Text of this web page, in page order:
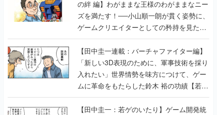
の絆 編】わがままな王様のわがままなニー
ズを満たす！──小山順一朗が貫く姿勢に、
ゲームクリエイターとしての矜持を見た
【若ゲのいたり最終回】
【田中圭一連載：バーチャファイター編】
「新しい3D表現のために、軍事技術を採り
入れたい」世界情勢を味方につけて、ゲー
ムに革命をもたらした鈴木 裕の功績【若ゲ
のいたり】
【田中圭一：若ゲのいたり】ゲーム開発統